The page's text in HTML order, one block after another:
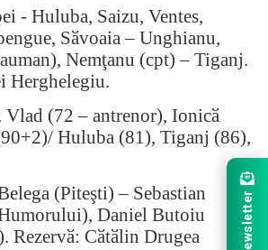
- Huluba, Saizu, Ventes,
Sӑvoaia – Unghianu,
Nemţanu (cpt) – Tiganj.
Herghelegiu.
Vlad (72 – antrenor), Ionicӑ
Huluba (81), Tiganj (86),
(Piteşti) – Sebastian
Daniel Butoiu
Rezervӑ: Cӑtӑlin Drugea
Newsletter